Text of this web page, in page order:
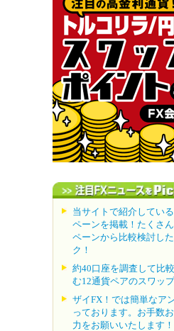
当サイトで紹介してい
ペーンを掲載！たくさ
ペーンから比較検討し
ク！
約40口座を調査して比
む12通貨ペアのスワッ
ザイFX！では簡単なア
っております。お手数
力をお願いいたします！